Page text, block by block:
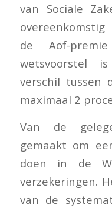
van Sociale
de Aof-
wetsvoorstel
verschil tussen
maximaal 2
Van de
gemaakt om
doen in de
verzekeringen.
van de